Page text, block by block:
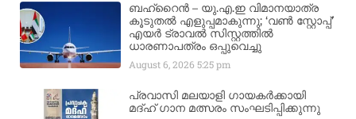
ബഹ്‌റൈൻ – യു.എ.ഇ വിമാനയാത്ര
കൂടുതൽ എളുപ്പമാകുന്നു; ‘വൺ സ്റ്റോപ്പ്’
എയർ ട്രാവൽ സിസ്റ്റത്തിൽ
ധാരണാപത്രം ഒപ്പുവെച്ചു
August 6, 20265:25 pm
പ്രവാസി മലയാളി ഗായകർക്കായി
മദ്ഹ് ഗാന മത്സരം സംഘടിപ്പിക്കുന്നു